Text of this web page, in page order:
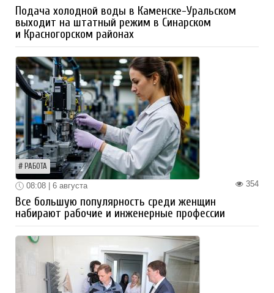
Подача холодной воды в Каменске-Уральском
выходит на штатный режим в Синарском
и Красногорском районах
РАБОТА
354
08:08 | 6 августа
Все большую популярность среди женщин
набирают рабочие и инженерные профессии